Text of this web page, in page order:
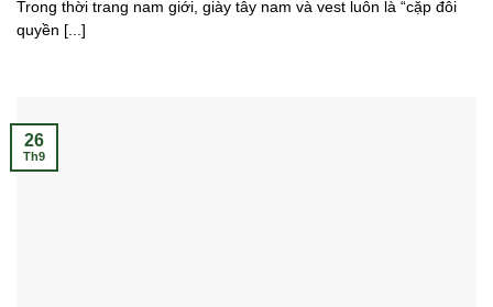
Trong thời trang nam giới, giày tây nam và vest luôn là “cặp đôi
quyền [...]
26
Th9